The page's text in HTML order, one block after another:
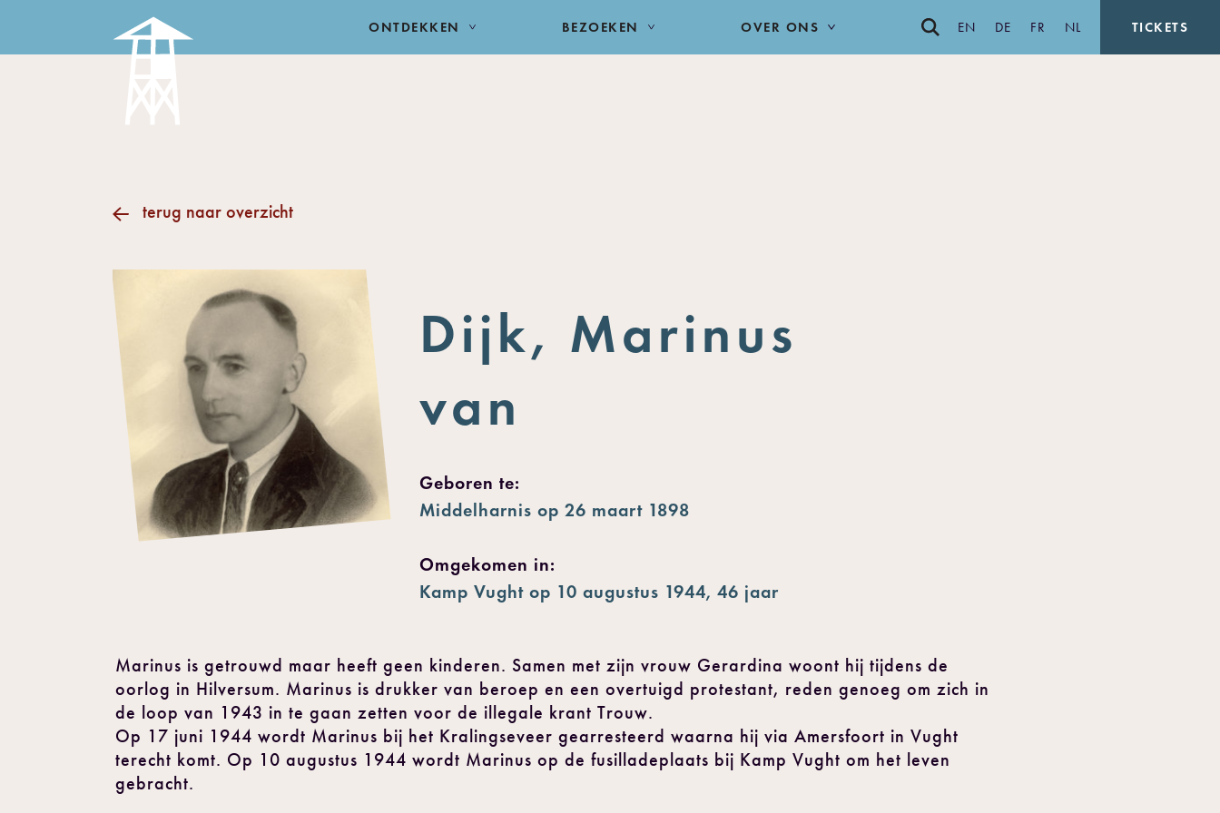
ONTDEKKEN BEZOEKEN OVER ONS EN DE FR NL TICKETS
terug naar overzicht
Dijk, Marinus
van
Geboren te:
Middelharnis op 26 maart 1898
Omgekomen in:
Kamp Vught op 10 augustus 1944, 46 jaar
Marinus is getrouwd maar heeft geen kinderen. Samen met zijn vrouw Gerardina woont hij tijdens de
oorlog in Hilversum. Marinus is drukker van beroep en een overtuigd protestant, reden genoeg om zich in
de loop van 1943 in te gaan zetten voor de illegale krant Trouw.
Op 17 juni 1944 wordt Marinus bij het Kralingseveer gearresteerd waarna hij via Amersfoort in Vught
terecht komt. Op 10 augustus 1944 wordt Marinus op de fusilladeplaats bij Kamp Vught om het leven
gebracht.